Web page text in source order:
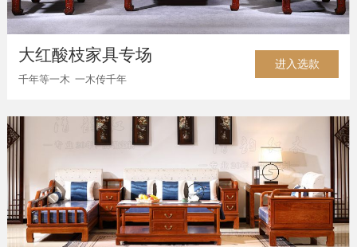
大红酸枝家具专场
千年等一木 一木传千年
进入选款